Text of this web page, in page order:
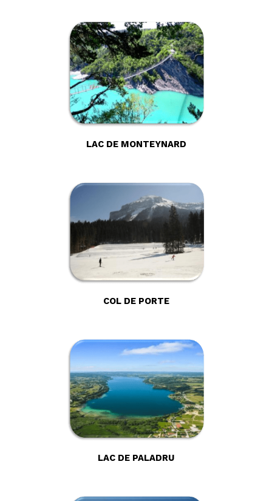
LAC DE MONTEYNARD
COL DE PORTE
LAC DE PALADRU